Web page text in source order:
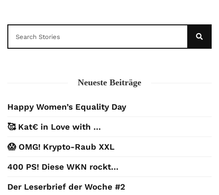
Neueste Beiträge
Happy Women’s Equality Day
🥰 Kat€ in Love with …
😱 OMG! Krypto-Raub XXL
400 PS! Diese WKN rockt…
Der Leserbrief der Woche #2